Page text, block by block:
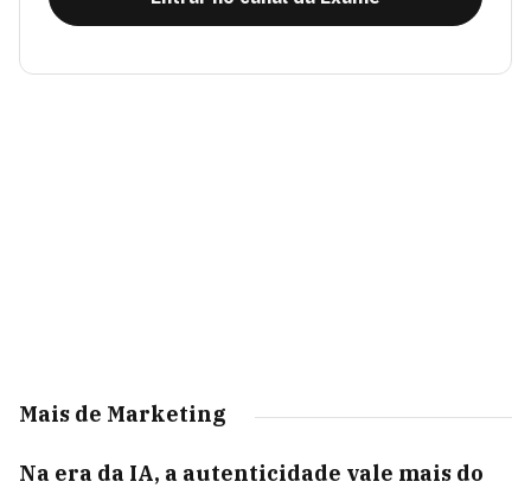
Mais de Marketing
Na era da IA, a autenticidade vale mais do